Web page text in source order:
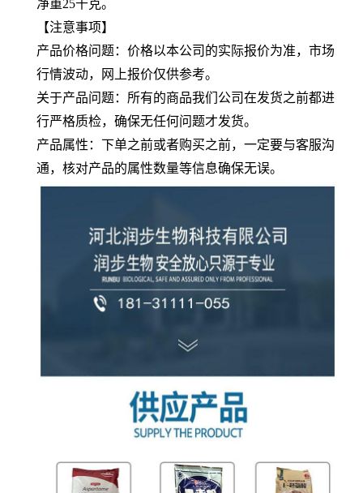
净重25千克。
【注意事项】
产品价格问题：价格以本公司的实际报价为准，市场
行情波动，网上报价仅供参考。
关于产品问题：所有的商品我们公司在发货之前都进
行严格质检，确保无任何问题才发货。
产品属性：下单之前或者购买之前，一定要与客服沟
通，核对产品的属性数量等信息确保无误。